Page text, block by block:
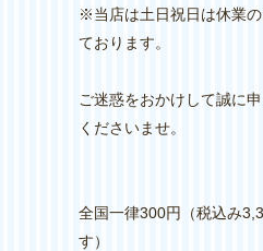
※当店は土日祝日は休業
ております。
ご迷惑をおかけして誠に
くださいませ。
全国一律300円（税込み
す）